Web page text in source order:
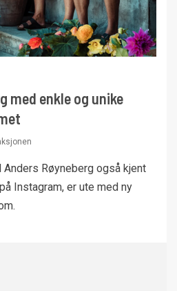
med enkle og unike
Røyneberg også kjent
Instagram, er ute med ny